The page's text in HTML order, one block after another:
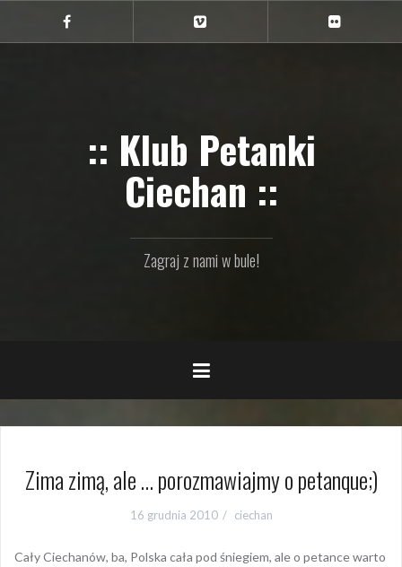
treści
Ciechan
na
na
na
:: Klub Petanki
Ciechan ::
Zagraj z nami w bule!
Zima zimą, ale … porozmawiajmy o petanque;)
16 grudnia 2010 ciechan
Cały Ciechanów, ba, Polska cała pod śniegiem, ale o petance warto